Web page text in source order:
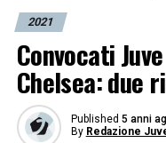
2021
Convocati
Chelsea: due
Published 5 anni
By Redazione